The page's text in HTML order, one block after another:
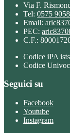
Via F.
Tel: 0575
Email:
PEC:
C.F.:
Codice iPA
Codice
Seguici su
Facebook
Youtube
Instagram